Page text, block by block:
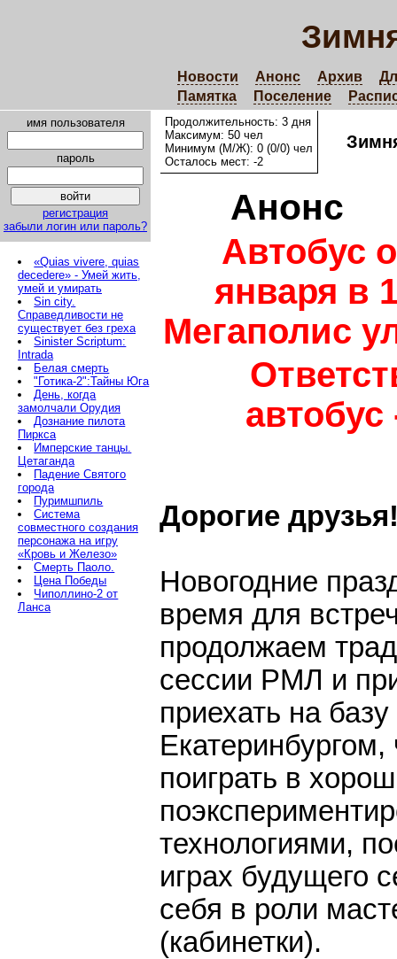
Новости Анонс Архив
Памятка
Поселение
имя пользователя
пароль
регистрация
забыли логин или пароль?
«Quias vivere, quias
decedere» - Умей жить,
умей и умирать
Sin city.
Справедливости не
существует без греха
Sinister Scriptum:
Intrada
Белая смерть
"Готика-2":Тайны Юга
День, когда
замолчали Орудия
Дознание пилота
Пиркса
Имперские танцы.
Цетаганда
Падение Святого
города
Пуримшпиль
Система
совместного создания
персонажа на игру
«Кровь и Железо»
Смерть Паоло.
Цена Победы
Чиполлино-2 от
Ланса
Продолжительность: 3 дня
Максимум: 50 чел
Минимум (М/Ж): 0 (0/0) чел
Осталось мест: -2
Анонс
Автобус
января в
Мегаполис
автобус
Дорогие
Новогодние
время для
продолжаем
сессии РМЛ и
приехать на
поиграть в
технологиями,
играх будущего
себя в роли
(кабинетки).